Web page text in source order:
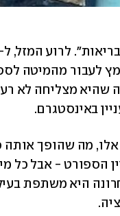
באינסטגרם.